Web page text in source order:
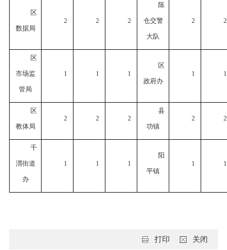
区
数据局
2 2 2
陈
仓交警
大队
2 2
区
市场监
管局
1 1 1
区
政府办
1 1
区
教体局
2 2 2
县
功镇
2 2
千
渭街道
办
1 1 1
阳
平镇
1 1
关闭
打印